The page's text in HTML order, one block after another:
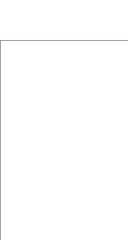
Menü überspringen